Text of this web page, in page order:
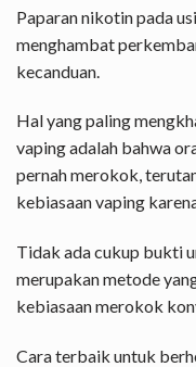
Paparan nikotin pada
menghambat
kecanduan.
Hal yang paling
vaping adalah bahwa
pernah merokok,
kebiasaan vaping
Tidak ada cukup bukti
merupakan metode
kebiasaan merokok
Cara terbaik untuk